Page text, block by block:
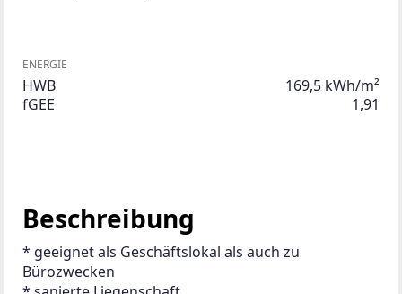
ENERGIE
HWB
169,5 kWh/m²
fGEE
1,91
Beschreibung
* geeignet als Geschäftslokal als auch zu
Bürozwecken